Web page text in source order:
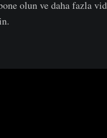
olun ve daha fazla